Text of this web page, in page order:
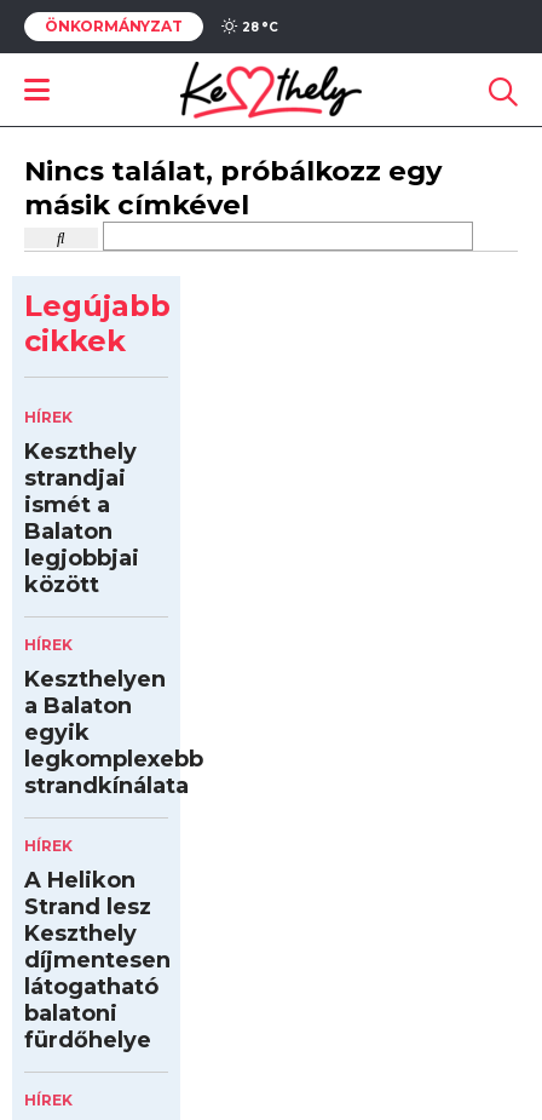
ÖNKORMÁNYZAT 28 °C
Nincs találat, próbálkozz egy
másik címkével
Legújabb
cikkek
HÍREK
Keszthely
strandjai
ismét a
Balaton
legjobbjai
között
HÍREK
Keszthelyen
a Balaton
egyik
legkomplexebb
strandkínálata
HÍREK
A Helikon
Strand lesz
Keszthely
díjmentesen
látogatható
balatoni
fürdőhelye
HÍREK